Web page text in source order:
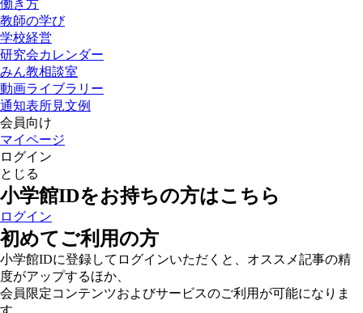
働き方
教師の学び
学校経営
研究会カレンダー
みん教相談室
動画ライブラリー
通知表所見文例
会員向け
マイページ
ログイン
とじる
小学館IDをお持ちの方はこちら
ログイン
初めてご利用の方
小学館IDに登録してログインいただくと、オススメ記事の精
度がアップするほか、
会員限定コンテンツおよびサービスのご利用が可能になりま
す。